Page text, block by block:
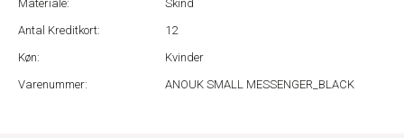
Materiale:
Skind
Antal Kreditkort:
12
Køn:
Kvinder
Varenummer:
ANOUK SMALL MESSENGER_BLACK